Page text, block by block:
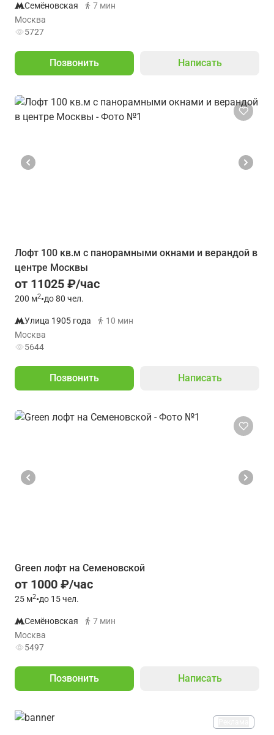
Семёновская
7 мин
Москва
5727
Позвонить Написать
Лoфт 100 кв.м с панорамными окнами и верандой в
центре Москвы
от 11025 ₽/час
200 м2•до 80 чел.
Улица 1905 года
10 мин
Москва
5644
Позвонить Написать
Green лофт на Семеновской
от 1000 ₽/час
25 м2•до 15 чел.
Семёновская
7 мин
Москва
5497
Позвонить Написать